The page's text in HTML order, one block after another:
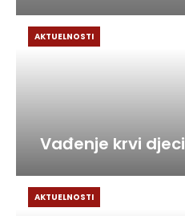
Vađenje krvi djeci
AKTUELNOSTI
AKTUELNOSTI